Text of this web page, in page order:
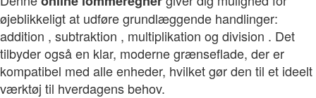
øjeblikkeligt at udføre grundlæggende handlinger:
addition , subtraktion , multiplikation og division . Det
tilbyder også en klar, moderne grænseflade, der er
kompatibel med alle enheder, hvilket gør den til et ideelt
værktøj til hverdagens behov.